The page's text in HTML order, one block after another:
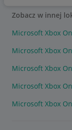
Zobacz w innej
Microsoft Xbox
Microsoft Xbox
Microsoft Xbox
Microsoft Xbox
Microsoft Xbox